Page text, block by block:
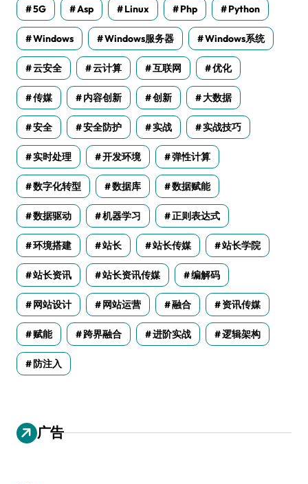
5G Asp Linux Php Python
Windows Windows服务器 Windows系统
云安全 云计算 互联网 优化
传媒 内容创新 创新 大数据
安全 安全防护 实战 实战技巧
实时处理 开发环境 弹性计算
数字化转型 数据库 数据赋能
数据驱动 机器学习 正则表达式
环境搭建 站长 站长传媒 站长学院
站长资讯 站长资讯传媒 编解码
网站设计 网站运营 融合 资讯传媒
赋能 跨界融合 进阶实战 逻辑架构
防注入
广告